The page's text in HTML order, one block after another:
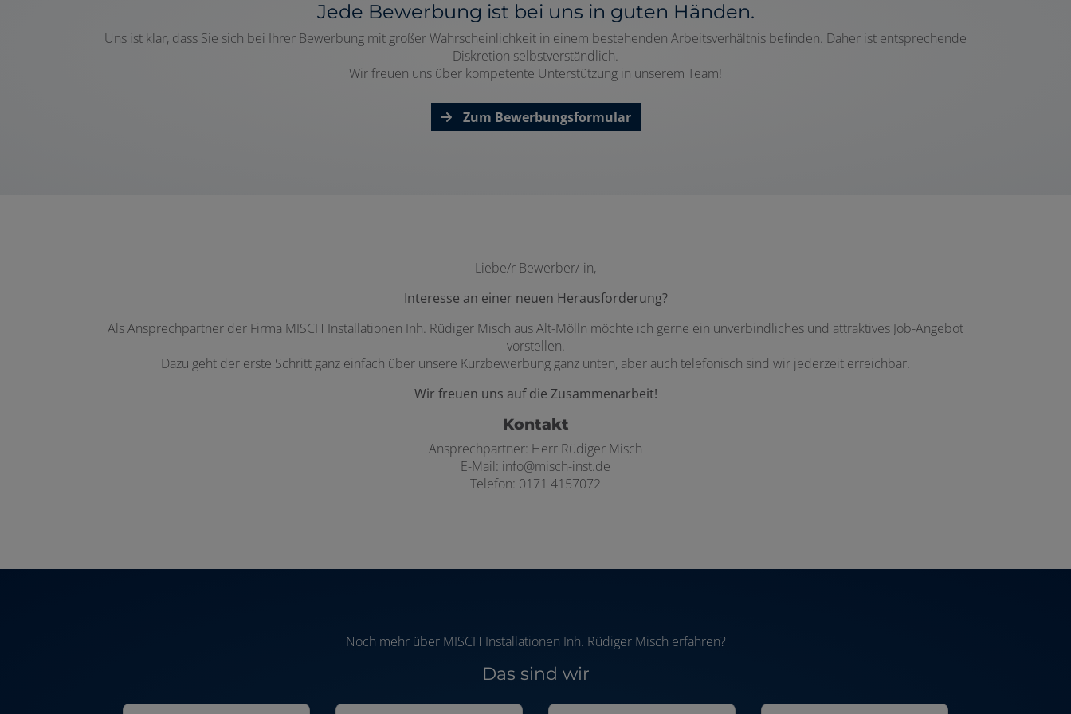
Jede Bewerbung ist bei uns in guten Händen.
Uns ist klar, dass Sie sich bei Ihrer Bewerbung mit großer Wahrscheinlichkeit in einem bestehenden Arbeitsverhältnis befinden. Daher ist entsprechende
Diskretion selbstverständlich.
Wir freuen uns über kompetente Unterstützung in unserem Team!
Zum Bewerbungsformular
Liebe/r Bewerber/-in,
Interesse an einer neuen Herausforderung?
Als Ansprechpartner der Firma MISCH Installationen Inh. Rüdiger Misch aus Alt-Mölln möchte ich gerne ein unverbindliches und attraktives Job-Angebot
vorstellen.
Dazu geht der erste Schritt ganz einfach über unsere Kurzbewerbung ganz unten, aber auch telefonisch sind wir jederzeit erreichbar.
Wir freuen uns auf die Zusammenarbeit!
Kontakt
Ansprechpartner: Herr Rüdiger Misch
E-Mail: info@misch-inst.de
Telefon: 0171 4157072
Noch mehr über MISCH Installationen Inh. Rüdiger Misch erfahren?
Das sind wir